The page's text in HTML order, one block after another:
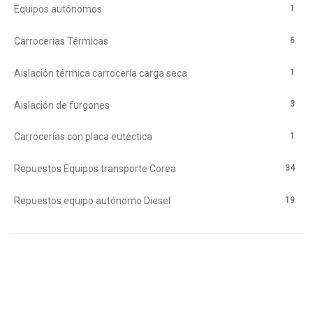
Equipos autónomos 1
Carrocerías Térmicas 6
Aislación térmica carrocería carga seca 1
Aislación de furgones 3
Carrocerías con placa eutéctica 1
Repuestos Equipos transporte Corea 34
Repuestos equipo autónomo Diesel 19